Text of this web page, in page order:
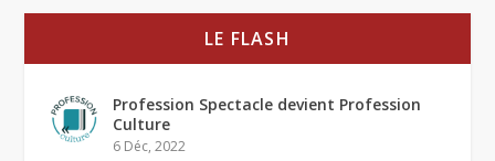
LE FLASH
Profession Spectacle devient Profession
Culture
6 Déc, 2022